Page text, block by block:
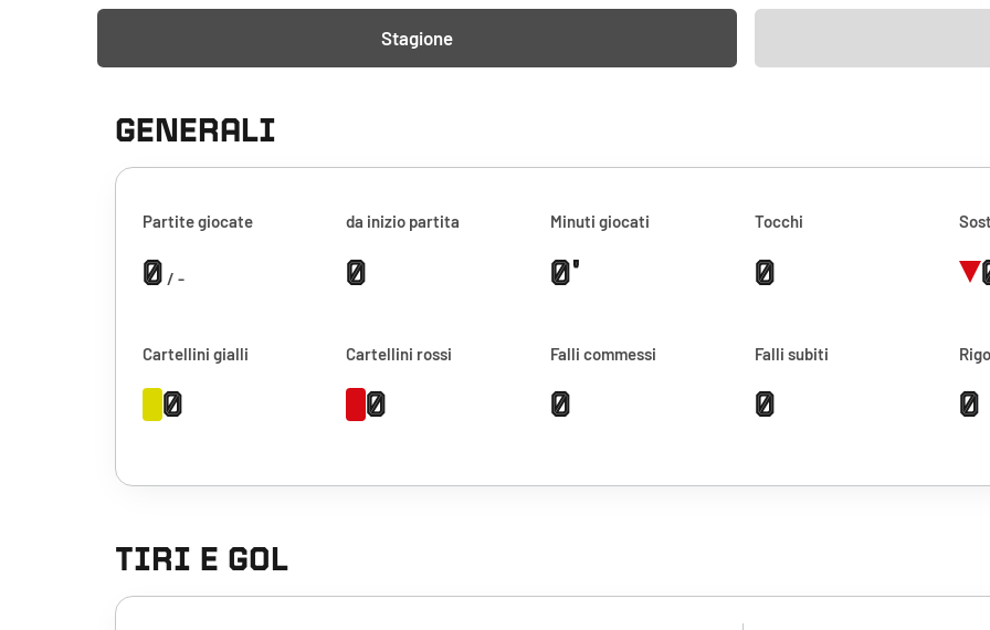
Stagione
GENERALI
Partite giocate
0 / -
da inizio partita
0
Minuti giocati
0'
Tocchi
0
Cartellini gialli
0
Cartellini rossi
0
Falli commessi
0
Falli subiti
0 0
TIRI E GOL